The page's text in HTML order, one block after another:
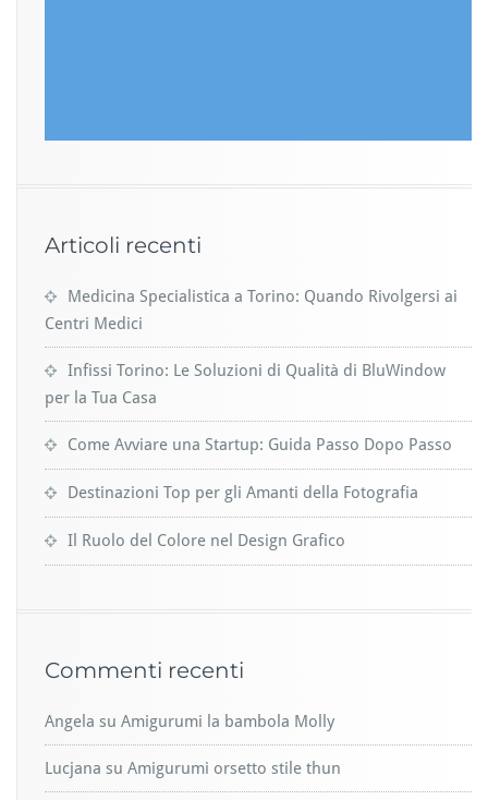
Articoli recenti
Medicina Specialistica a Torino: Quando Rivolgersi ai
Centri Medici
Infissi Torino: Le Soluzioni di Qualità di BluWindow
per la Tua Casa
Come Avviare una Startup: Guida Passo Dopo Passo
Destinazioni Top per gli Amanti della Fotografia
Il Ruolo del Colore nel Design Grafico
Commenti recenti
Angela su Amigurumi la bambola Molly
Lucjana su Amigurumi orsetto stile thun